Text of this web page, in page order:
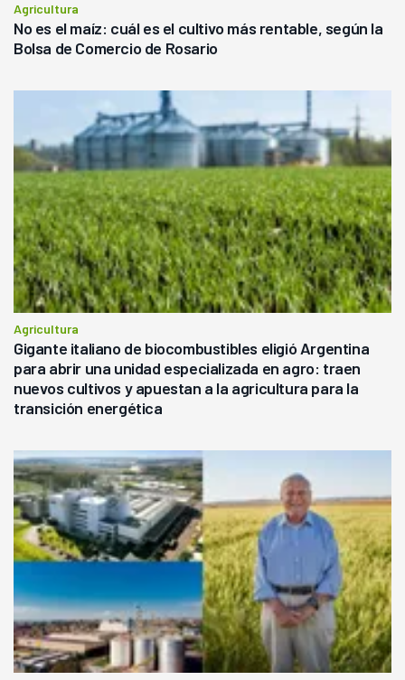
Agricultura
No es el maíz: cuál es el cultivo más rentable, según la
Bolsa de Comercio de Rosario
Agricultura
Gigante italiano de biocombustibles eligió Argentina
para abrir una unidad especializada en agro: traen
nuevos cultivos y apuestan a la agricultura para la
transición energética